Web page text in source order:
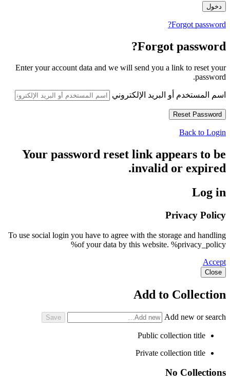
Forgot password?
Forgot password?
Enter your account data and we will send you a link to reset your
password.
اسم المستخدم أو البريد الإلكتروني
Back to Login
Your password reset link appears to be
invalid or expired.
Log in
Privacy Policy
To use social login you have to agree with the storage and handling
of your data by this website. %privacy_policy%
Accept
Close
Add to Collection
Add new or search
Public collection title
Private collection title
No Collections